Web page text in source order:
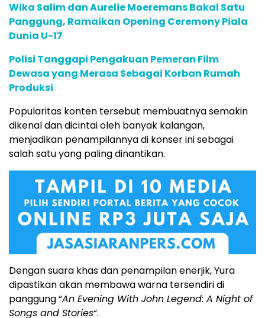
Wika Salim dan Aurelie Moeremans Bakal Satu
Panggung, Ramaikan Opening Ceremony Piala
Dunia U-17
Polisi Tanggapi Pengakuan Pemeran Film
Dewasa yang Merasa Sebagai Korban Rumah
Produksi
Popularitas konten tersebut membuatnya semakin
dikenal dan dicintai oleh banyak kalangan,
menjadikan penampilannya di konser ini sebagai
salah satu yang paling dinantikan.
Dengan suara khas dan penampilan enerjik, Yura
dipastikan akan membawa warna tersendiri di
panggung “An Evening With John Legend: A Night of
Songs and Stories“.